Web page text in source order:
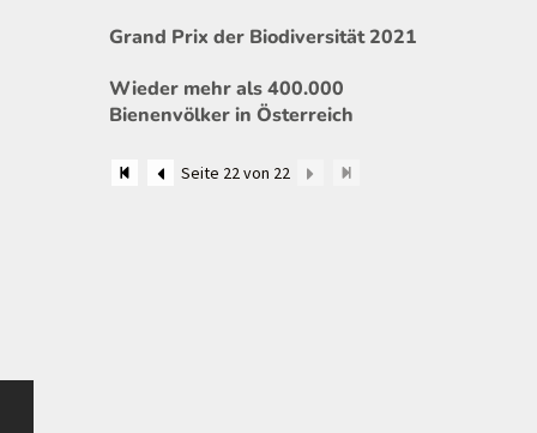
Grand Prix der Biodiversität 2021
Wieder mehr als 400.000
Bienenvölker in Österreich
Seite 22 von 22